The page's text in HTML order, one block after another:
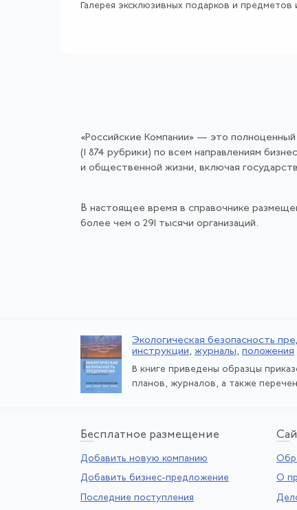
Галерея эксклюзивных подарков и предметов
«Российские Компании» — это полноценный
(1 874 рубрики) по всем направлениям
и общественной жизни, включая
В настоящее время в справочнике
более чем о 291 тысячи организаций.
Экологическая безопасность
инструкции, журналы, положения
В книге приведены образцы
планов, журналов, а также
Бесплатное размещение
Добавить новую компанию
Добавить бизнес-предложение
Последние поступления
Са
О